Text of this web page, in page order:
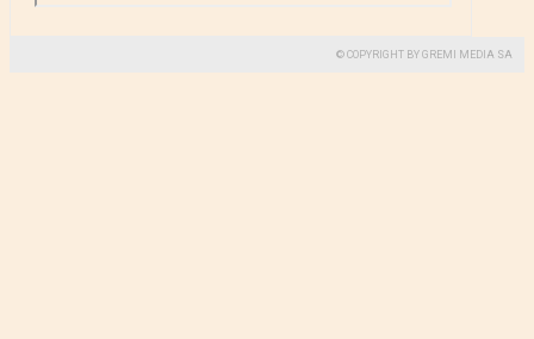
© COPYRIGHT BY GREMI MEDIA SA